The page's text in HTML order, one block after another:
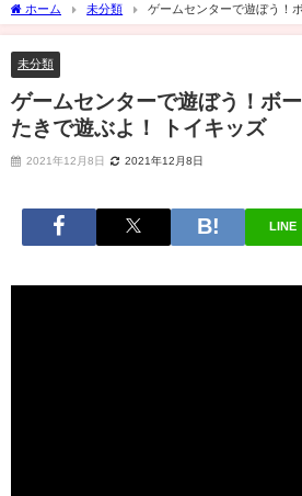
ホーム 未分類
ゲームセンターで遊ぼう！
よ！ トイキッズ
未分類
ゲームセンターで遊ぼう！ボ
たきで遊ぶよ！ トイキッズ
2021年12月8日 2021年12月8日
LINE